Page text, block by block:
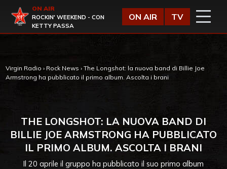
Virgin Radio
ON AIR
ROCKIN' WEEKEND - CON
KETTY PASSA
ON AIR TV
Virgin Radio › Rock News › The Longshot: la nuova band di Billie Joe
Armstrong ha pubblicato il primo album. Ascolta i brani
THE LONGSHOT: LA NUOVA BAND DI
BILLIE JOE ARMSTRONG HA PUBBLICATO
IL PRIMO ALBUM. ASCOLTA I BRANI
Il 20 aprile il gruppo ha pubblicato il suo primo album